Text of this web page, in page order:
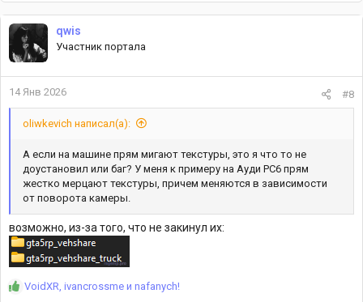
qwis
Участник портала
14 Янв 2026 #8
oliwkevich написал(а):
А если на машине прям мигают текстуры, это я что то не
доустановил или баг? У меня к примеру на Ауди РС6 прям
жестко мерцают текстуры, причем меняются в зависимости
от поворота камеры.
возможно, из-за того, что не закинул их:
Р
VoidXR ivancrossme и nafanych!